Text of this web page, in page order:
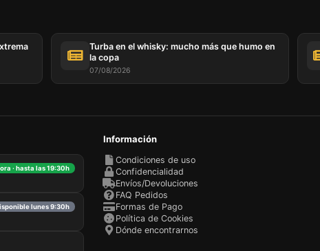
Turba en el whisky: mucho más que humo en
la copa
07/08/2026
· hasta las 19:30h
lunes 9:30h
Información
Condiciones de uso
Confidencialidad
Envíos/Devoluciones
FAQ Pedidos
Formas de Pago
Política de Cookies
Dónde encontrarnos
de la sesión) e historial de navegación. Utilizamos esta
fines: por ejemplo, para acceder a su cuenta y recordar
de la compra, mantener la seguridad, recordar las elecciones
mejorar nuestro sitio web y, por último, con fines de marketing.
que nos permite utilizar en su sesión.